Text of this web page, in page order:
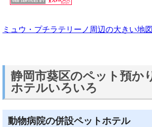
ミュウ・プチラテリーノ周辺の大きい地図
静岡市葵区のペット預か
ホテルいろいろ
動物病院の併設ペットホテル